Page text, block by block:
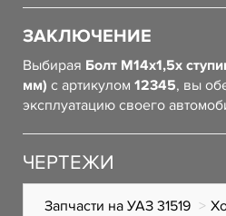
ЗАКЛЮЧЕНИЕ
Выбирая Болт М14х1,5х
мм) с артикулом 12345, вы
эксплуатацию своего
ЧЕРТЕЖИ
Запчасти на УАЗ 31519